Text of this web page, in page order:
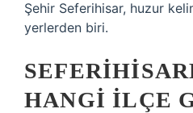
Şehir Seferihisar, huzur
yerlerden biri.
HANGI ILÇE